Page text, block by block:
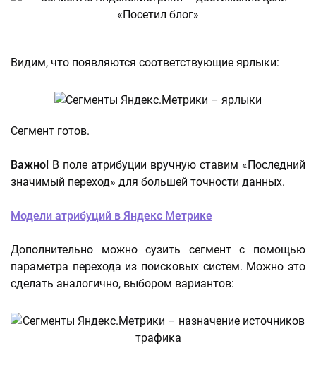
Видим, что появляются соответствующие ярлыки:
Сегмент готов.
Важно! В поле атрибуции вручную ставим «Последний
значимый переход» для большей точности данных.
Модели атрибуций в Яндекс Метрике
Дополнительно можно сузить сегмент с помощью
параметра перехода из поисковых систем. Можно это
сделать аналогично, выбором вариантов: